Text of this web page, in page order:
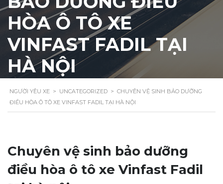
HÒA Ô TÔ XE
VINFAST FADIL TẠI
HÀ NỘI
NGƯỜI YÊU XE > UNCATEGORIZED > CHUYÊN VỆ SINH BẢO DƯỠNG
ĐIỀU HÒA Ô TÔ XE VINFAST FADIL TẠI HÀ NỘI
Chuyên vệ sinh bảo dưỡng
điều hòa ô tô xe Vinfast Fadil